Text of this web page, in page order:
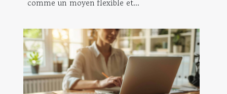
comme un moyen flexible et...